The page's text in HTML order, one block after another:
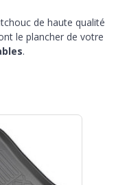
de haute qualité
le plancher de votre
.